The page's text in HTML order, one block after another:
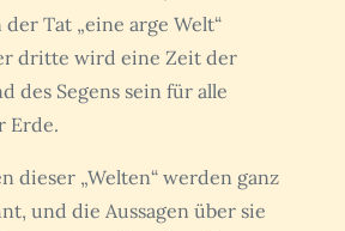
Tat „eine arge Welt“
dritte wird eine Zeit der
des Segens sein für alle
Erde.
dieser „Welten“ werden ganz
und die Aussagen über sie